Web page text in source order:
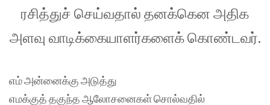
ரசித்துச் செய்வதால் தனக்கென அதிக
அளவு வாடிக்கையாளர்களைக் கொண்டவர்.
எம் அன்னைக்கு அடுத்து
எமக்குத் தகுந்த ஆலோசனைகள் சொல்வதில்